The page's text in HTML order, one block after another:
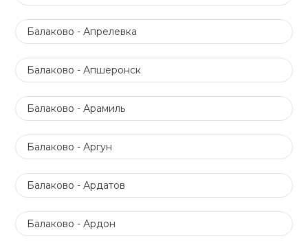
Балаково - Апрелевка
Балаково - Апшеронск
Балаково - Арамиль
Балаково - Аргун
Балаково - Ардатов
Балаково - Ардон